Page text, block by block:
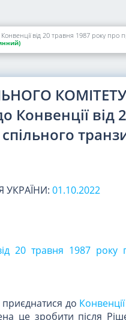
від 20 травня 1987 року про
Конвенції від
УКРАЇНИ: 01.10.2022
20 травня 1987 року
до
це зробити після